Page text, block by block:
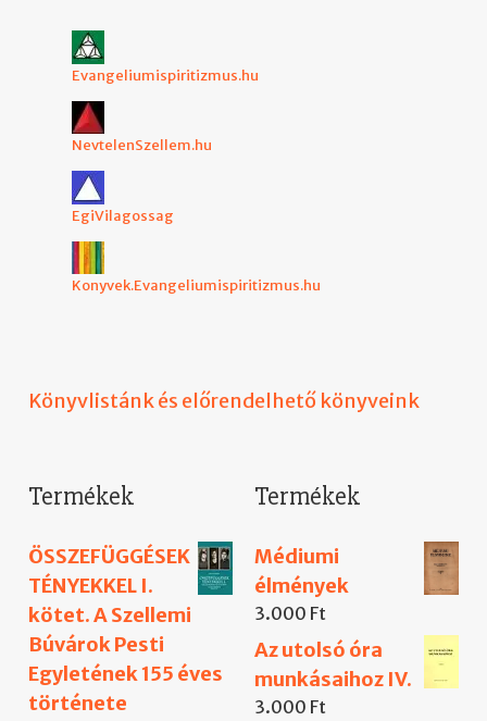
Evangeliumispiritizmus.hu
NevtelenSzellem.hu
EgiVilagossag
Konyvek.Evangeliumispiritizmus.hu
Könyvlistánk és előrendelhető könyveink
Termékek
ÖSSZEFÜGGÉSEK
TÉNYEKKEL I.
kötet. A Szellemi
Búvárok Pesti
Egyletének 155 éves
története
Termékek
Médiumi
élmények
3.000 Ft
Az utolsó óra
munkásaihoz IV.
3.000 Ft